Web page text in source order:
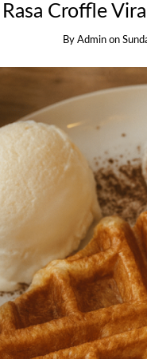
Rasa Croffle
By Admin on